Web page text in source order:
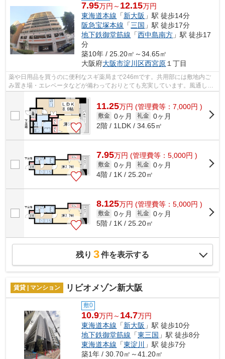
7.95万円～ 12.15万円
東海道本線 「新大阪 」駅 徒歩14分
阪急宝塚本線 「三国 」駅 徒歩17分
地下鉄御堂筋線 「西中島南方 」駅 徒歩17
分
築10年 / 25.20㎡～34.65㎡
大阪府大阪市淀川区西宮原１丁目
薬や日用品を買うのに便利なスギ薬局まで246mです。共用部には敷地内ご
み置き場・エレベータなどが備わっておりとても充実しています。風通しが
11.25万円 (管理費等：7,000円 )
敷金 0ヶ月 礼金 0ヶ月
2階 / 1LDK / 34.65㎡
7.95万円 (管理費等：5,000円 )
敷金 0ヶ月 礼金 0ヶ月
4階 / 1K / 25.20㎡
8.125万円 (管理費等：5,000円 )
敷金 0ヶ月 礼金 0ヶ月
5階 / 1K / 25.20㎡
残り 3件を表示する
賃貸 | マンション リビオメゾン新大阪
敷0
10.9万円～ 14.7万円
東海道本線 「新大阪 」駅 徒歩10分
地下鉄御堂筋線 「東三国 」駅 徒歩8分
東海道本線 「東淀川
」駅 徒歩7分
築1年 / 30.70㎡～41.20㎡